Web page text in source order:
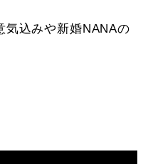
気込みや新婚NANAの